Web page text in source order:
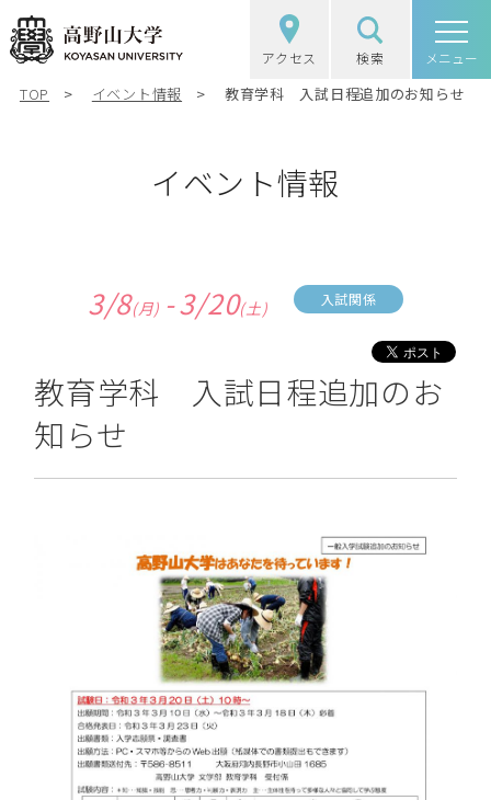
アクセス
検索
メニュー
高野山大学の概要
選抜（入試）情報
図書館・研究
社会・地域連携
受験生の方 在学生の方
保護者の方
企業・一般の方 WebClass
資料請求 WEBパンフレット
TOP イベント情報 教育学科 入試日程追加のお知らせ
イベント情報
3/8(月) -3/20(土) 入試関係
教育学科 入試日程追加のお
知らせ